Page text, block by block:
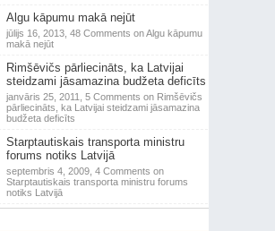
Algu kāpumu makā nejūt
jūlijs 16, 2013, 48 Comments on Algu kāpumu
makā nejūt
Rimšēvičs pārliecināts, ka Latvijai
steidzami jāsamazina budžeta deficīts
janvāris 25, 2011, 5 Comments on Rimšēvičs
pārliecināts, ka Latvijai steidzami jāsamazina
budžeta deficīts
Starptautiskais transporta ministru
forums notiks Latvijā
septembris 4, 2009, 4 Comments on
Starptautiskais transporta ministru forums
notiks Latvijā